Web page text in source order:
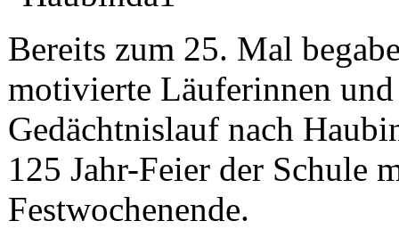
Bereits zum 25. Mal
motivierte Läuferinnen
Gedächtnislauf nach
125 Jahr-Feier der Schule
Festwochenende.